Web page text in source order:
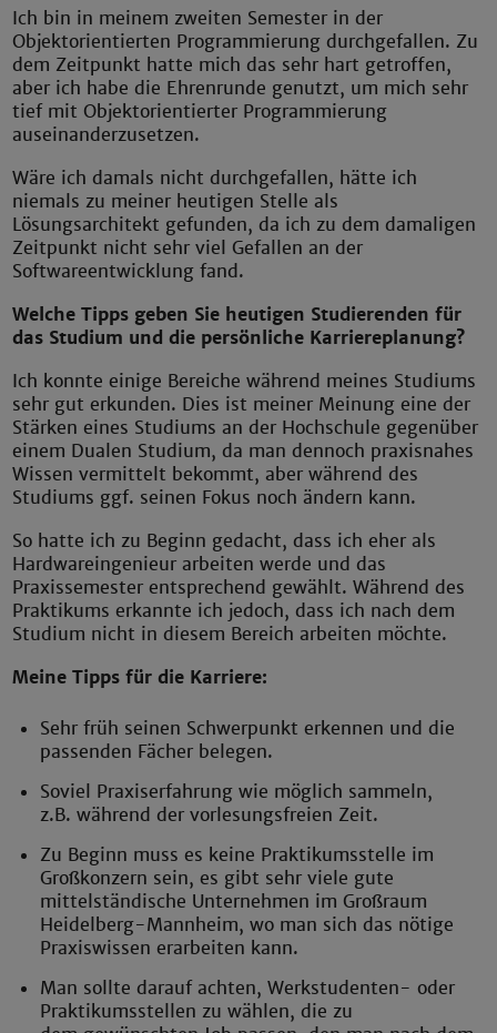
Ich bin in meinem zweiten Semester in der
Objektorientierten Programmierung durchgefallen. Zu
dem Zeitpunkt hatte mich das sehr hart getroffen,
aber ich habe die Ehrenrunde genutzt, um mich sehr
tief mit Objektorientierter Programmierung
auseinanderzusetzen.
Wäre ich damals nicht durchgefallen, hätte ich
niemals zu meiner heutigen Stelle als
Lösungsarchitekt gefunden, da ich zu dem damaligen
Zeitpunkt nicht sehr viel Gefallen an der
Softwareentwicklung fand.
Welche Tipps geben Sie heutigen Studierenden für
das Studium und die persönliche Karriereplanung?
Ich konnte einige Bereiche während meines Studiums
sehr gut erkunden. Dies ist meiner Meinung eine der
Stärken eines Studiums an der Hochschule gegenüber
einem Dualen Studium, da man dennoch praxisnahes
Wissen vermittelt bekommt, aber während des
Studiums ggf. seinen Fokus noch ändern kann.
So hatte ich zu Beginn gedacht, dass ich eher als
Hardwareingenieur arbeiten werde und das
Praxissemester entsprechend gewählt. Während des
Praktikums erkannte ich jedoch, dass ich nach dem
Studium nicht in diesem Bereich arbeiten möchte.
Meine Tipps für die Karriere:
Sehr früh seinen Schwerpunkt erkennen und die
passenden Fächer belegen.
Soviel Praxiserfahrung wie möglich sammeln,
z.B. während der vorlesungsfreien Zeit.
Zu Beginn muss es keine Praktikumsstelle im
Großkonzern sein, es gibt sehr viele gute
mittelständische Unternehmen im Großraum
Heidelberg-Mannheim, wo man sich das nötige
Praxiswissen erarbeiten kann.
Man sollte darauf achten, Werkstudenten- oder
Praktikumsstellen zu wählen, die zu